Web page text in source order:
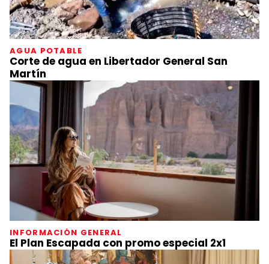
AGUA POTABLE
Corte de agua en Libertador General San
Martín
INFORMACIÓN GENERAL
El Plan Escapada con promo especial 2x1